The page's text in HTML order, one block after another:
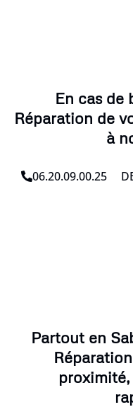
En cas de
Réparation de
à
06.20.09.00.25
Partout en